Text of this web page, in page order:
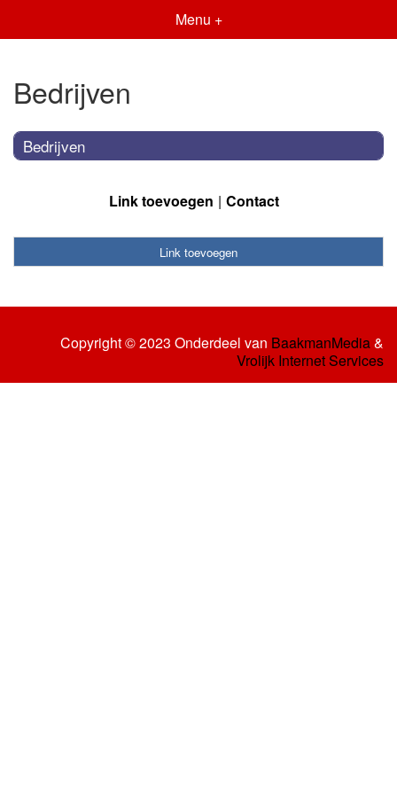
Menu +
Bedrijven
Bedrijven
Link toevoegen Contact
Link toevoegen
Copyright © 2023 Onderdeel van BaakmanMedia&
Vrolijk Internet Services